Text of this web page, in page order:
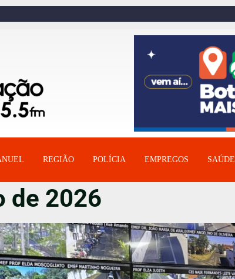
REGIÃO POLÍCIA EMPREGOS SAÚDE
de 2026